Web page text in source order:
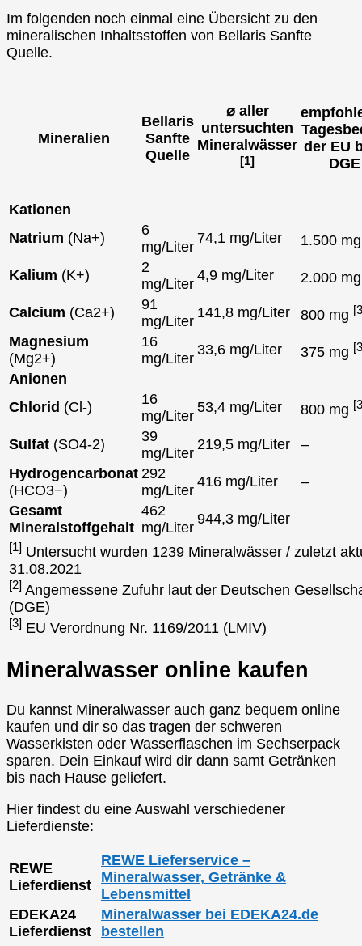
Im folgenden noch einmal eine Übersicht zu den
mineralischen Inhaltsstoffen von Bellaris Sanfte
Quelle.
Mineralien
Bellaris
Sanfte
Quelle
⌀ aller
untersuchten
Mineralwässer
[1]
der EU
DGE
Kationen
Natrium (Na+)
6
mg/Liter
74,1 mg/Liter 1.500
Kalium (K+)
2
mg/Liter
4,9 mg/Liter 2.000
Calcium (Ca2+)
91
mg/Liter
141,8 mg/Liter 800 mg
Magnesium
(Mg2+)
16
mg/Liter
33,6 mg/Liter 375 mg
Anionen
Chlorid (Cl-)
16
mg/Liter
53,4 mg/Liter 800 mg
Sulfat (SO4-2)
39
mg/Liter
219,5 mg/Liter
–
Hydrogencarbonat
(HCO3−)
292
mg/Liter
416 mg/Liter
–
Gesamt
Mineralstoffgehalt
462
mg/Liter
944,3 mg/Liter
[1] Untersucht wurden 1239 Mineralwässer / zuletzt
31.08.2021
[2] Angemessene Zufuhr laut der Deutschen
(DGE)
[3] EU Verordnung Nr. 1169/2011 (LMIV)
Mineralwasser online kaufen
Du kannst Mineralwasser auch ganz bequem online
kaufen und dir so das tragen der schweren
Wasserkisten oder Wasserflaschen im Sechserpack
sparen. Dein Einkauf wird dir dann samt Getränken
bis nach Hause geliefert.
Hier findest du eine Auswahl verschiedener
Lieferdienste:
REWE
Lieferdienst
REWE Lieferservice –
Mineralwasser, Getränke &
Lebensmittel
EDEKA24
Lieferdienst
Mineralwasser bei EDEKA24.de
bestellen